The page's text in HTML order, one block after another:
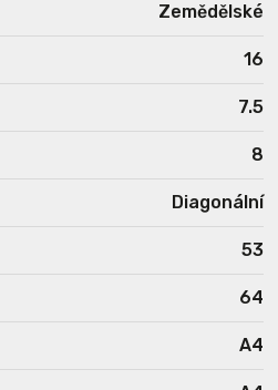
Zemědělské
16
7.5
8
Diagonální
53
64
A4